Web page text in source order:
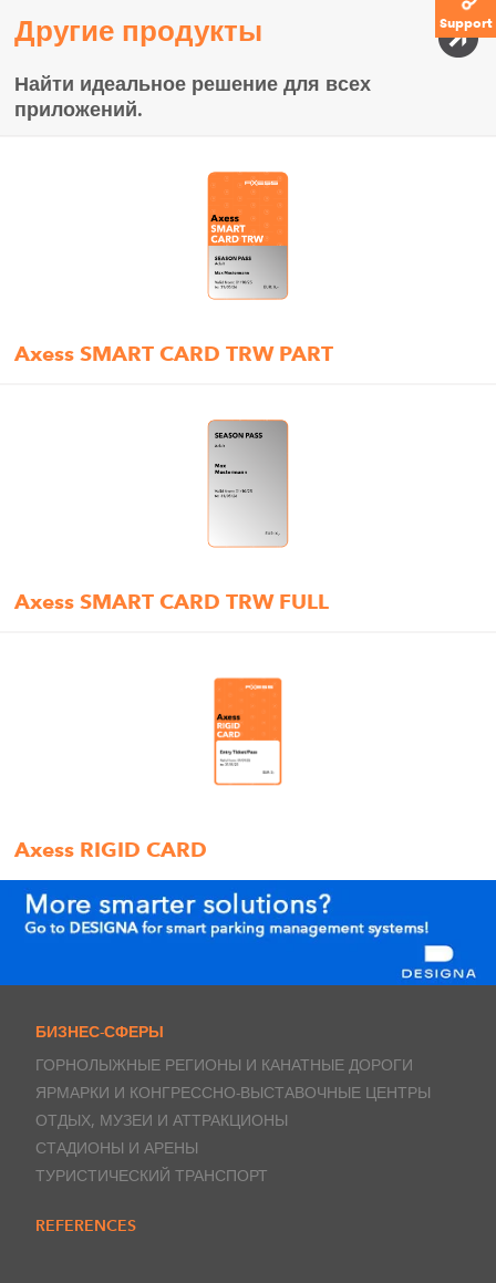
Support
Другие продукты
Найти идеальное решение для всех
приложений.
Axess SMART CARD TRW PART
Axess SMART CARD TRW FULL
Axess RIGID CARD
БИЗНЕС-СФЕРЫ
ГОРНОЛЫЖНЫЕ РЕГИОНЫ И КАНАТНЫЕ ДОРОГИ
ЯРМАРКИ И КОНГРЕССНО-ВЫСТАВОЧНЫЕ ЦЕНТРЫ
ОТДЫХ, МУЗЕИ И АТТРАКЦИОНЫ
СТАДИОНЫ И АРЕНЫ
ТУРИСТИЧЕСКИЙ ТРАНСПОРТ
REFERENCES